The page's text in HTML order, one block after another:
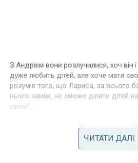
З Андрієм вони розлучилися, хоч він
дуже любить дітей, але хоче мати
розумів того, що Лариса, за всього
нього заміж, не зможе ділити дітей на
своїх”…
Фото ілюстративне – спеціально для
Сподобалася стаття? Поділіться з
ЧИТАТИ ДАЛІ